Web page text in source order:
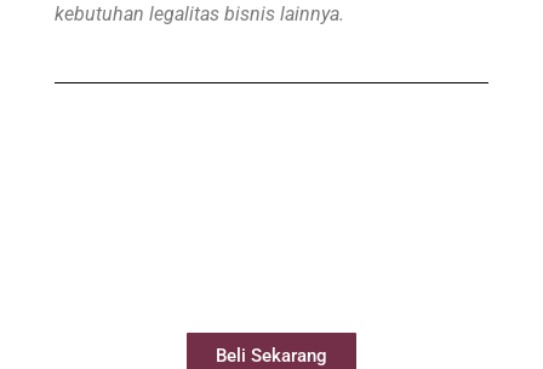
kebutuhan legalitas bisnis lainnya.
Beli Sekarang